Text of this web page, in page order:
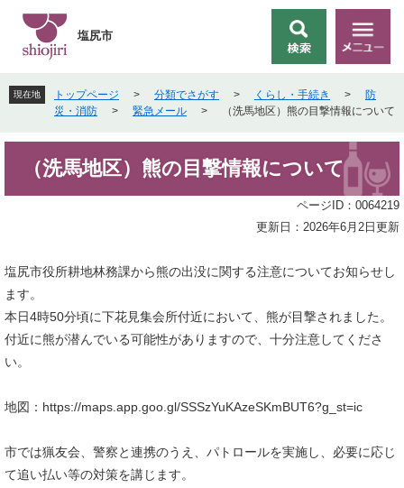
先
頭
す
を
飛
し
文
索
メ
ニ
ー
塩尻市
現在地 トップページ > 分類でさがす > くらし・手続き >
防
災・消防
> 緊急メール > （洗馬地区）熊の目撃情報について
（洗馬地区）熊の目撃情報について
ページID：0064219
更新日：2026年6月2日更新
塩尻市役所耕地林務課から熊の出没に関する注意についてお知らせし
ます。
本日4時50分頃に下花見集会所付近において、熊が目撃されました。
付近に熊が潜んでいる可能性がありますので、十分注意してくださ
い。
地図：https://maps.app.goo.gl/SSSzYuKAzeSKmBUT6?g_st=ic
市では猟友会、警察と連携のうえ、パトロールを実施し、必要に応じ
て追い払い等の対策を講じます。